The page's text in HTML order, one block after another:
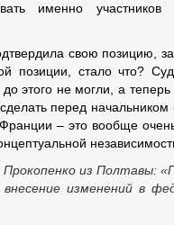
именно
свою позицию,
позиции, стало что?
этого не могли, а
перед
– это вообще
Прокопенко из Полтавы:
изменений в